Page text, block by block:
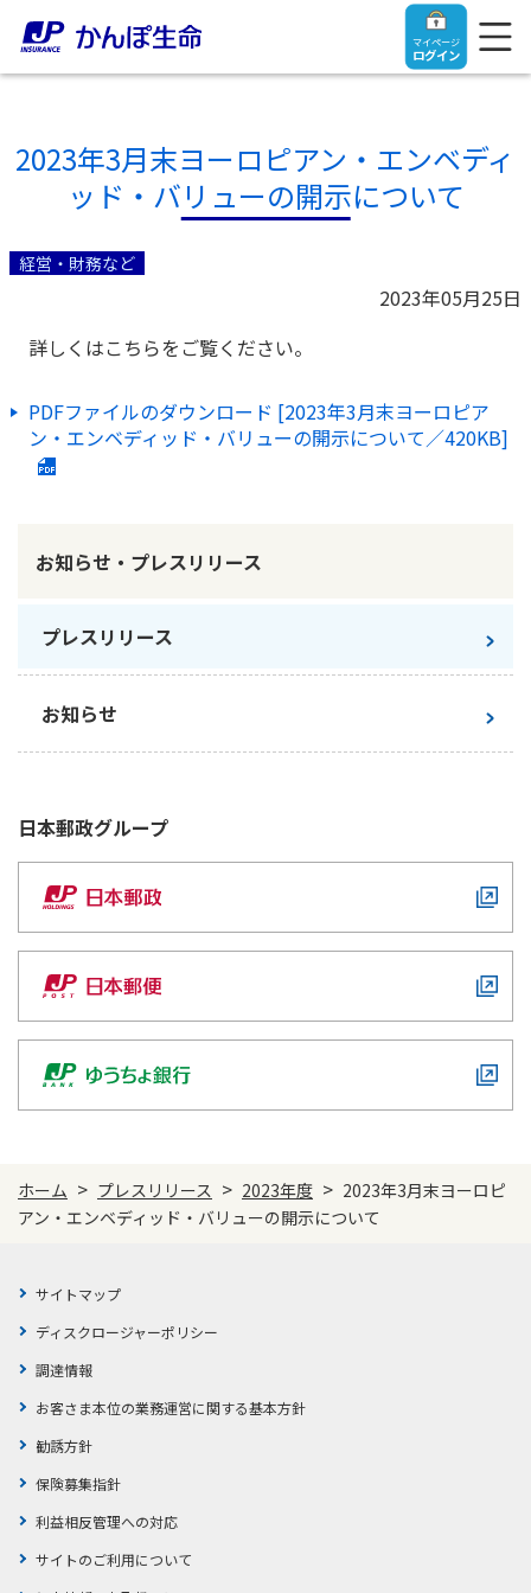
マイページ
ログイン
トップ
ご契約者さま
ご契約者さま
マイページログイン
きっかけ・できごとから探す
新規登録
ログイン
ご契約内容の確認
お客さまに関する情報等の確認の取り組み
かんぽプラチナライフサービス
ご契約のしおり・約款（Web約款）
保険用語集
お問い合わせ
保険をご検討中のお客さま
保険をご検討中のお客さま
終身保険
定期保険
長寿支援保険
保険の探し方のポイント
保険かんたん診断
これからのライフイベントでかかる費用とは？
保険料のお払込方法
保険用語集
お問い合わせ
法人のお客さま
目的から探す
お役立ち情報
かんぽ生命の団体取扱い
法人向け資料請求
お問い合わせ先
かんぽのLifeサポートナビ
医療
お金
子育て
ライフプラン
健康情報
かんぽアプリ～かんぽの健康と安心を手のひらに～
すこやか健康ラボ
ラジオ体操・みんなの体操
ラジオ体操ポータルサイト
かんぽ生命について
かんぽ生命について
経営理念・経営戦略
会社概要
財務情報
株主・投資家のみなさまへ
日本郵政グループとしての取り組み
採用情報
かんぽブランド
かんぽ生命のサステナビリティ
お客さまの声／お客さまサービス向上の取組み
よくあるご質問
お問い合わせ
株主・投資家のみなさまへ
採用情報
English
2023年3月末ヨーロピアン・エンベディ
ッド・バリューの開示について
経営・財務など
2023年05月25日
詳しくはこちらをご覧ください。
PDFファイルのダウンロード [2023年3月末ヨーロピア
ン・エンベディッド・バリューの開示について／420KB]
お知らせ・プレスリリース
プレスリリース
お知らせ
日本郵政グループ
ホーム > プレスリリース > 2023年度 > 2023年3月末ヨーロピ
アン・エンベディッド・バリューの開示について
サイトマップ
ディスクロージャーポリシー
調達情報
お客さま本位の業務運営に関する基本方針
勧誘方針
保険募集指針
利益相反管理への対応
サイトのご利用について